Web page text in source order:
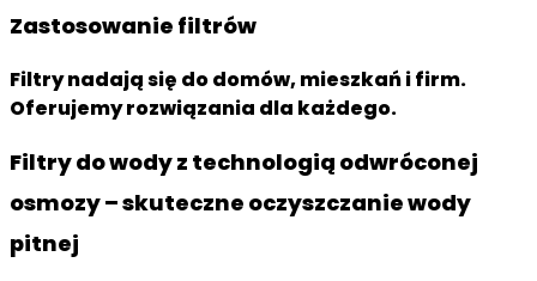
Akcesoria kuchenne
Narzedzia instalacyjne
Zawory do wody
Zbiorniki ciśnieniowe
Zastosowanie filtrów
Filtry nadają się do domów, mieszkań i firm.
Oferujemy rozwiązania dla każdego.
Filtry do wody z technologią odwróconej
osmozy – skuteczne oczyszczanie wody
pitnej